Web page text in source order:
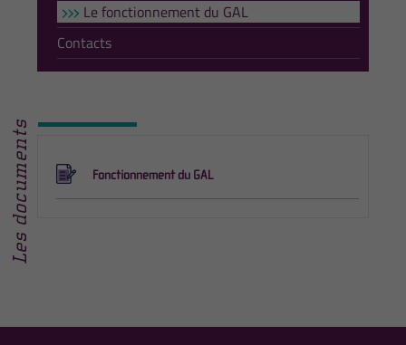
Le fonctionnement du GAL
Contacts
Les documents Fonctionnement du GAL